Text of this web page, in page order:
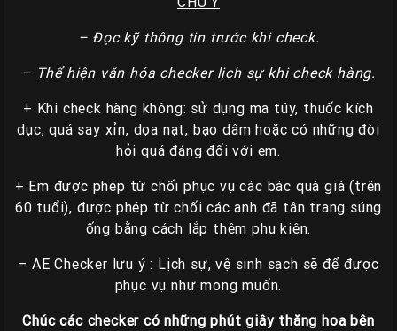
– Đọc kỹ thông tin trước khi check.
– Thể hiện văn hóa checker lịch sự khi check hàng.
+ Khi check hàng không: sử dụng ma túy, thuốc kích
dục, quá say xỉn, dọa nạt, bạo dâm hoặc có những đòi
hỏi quá đáng đối với em.
+ Em được phép từ chối phục vụ các bác quá già (trên
60 tuổi), được phép từ chối các anh đã tân trang súng
ống bằng cách lắp thêm phụ kiện.
– AE Checker lưu ý : Lịch sự, vệ sinh sạch sẽ để được
phục vụ như mong muốn.
Chúc các checker có những phút giây thăng hoa bên